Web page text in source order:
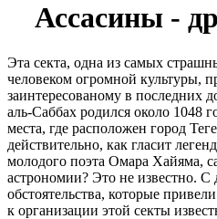
Ассасины -
Эта секта, одна из самых
человеком огромной культуры,
заинтересованому в последних
аль-Саббах родился около 1048
места, где расположен город
действительно, как гласит
молодого поэта Омара Хайяма,
астрономии? Это не известно. С
обстоятельства, которые
к организации этой секты